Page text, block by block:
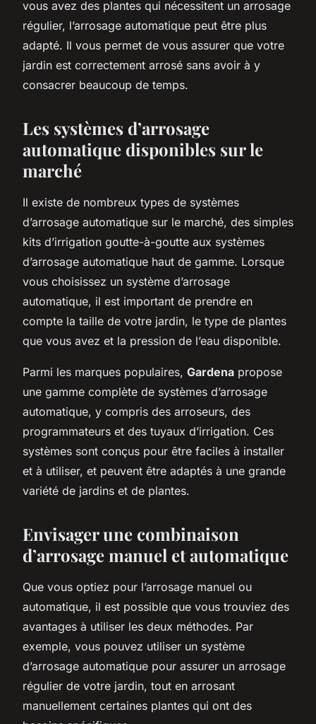
vous avez des plantes qui nécessitent un arrosage
régulier, l’arrosage automatique peut être plus
adapté. Il vous permet de vous assurer que votre
jardin est correctement arrosé sans avoir à y
consacrer beaucoup de temps.
Les systèmes d’arrosage
automatique disponibles sur le
marché
Il existe de nombreux types de systèmes
d’arrosage automatique sur le marché, des simples
kits d’irrigation goutte-à-goutte aux systèmes
d’arrosage automatique haut de gamme. Lorsque
vous choisissez un système d’arrosage
automatique, il est important de prendre en
compte la taille de votre jardin, le type de plantes
que vous avez et la pression de l’eau disponible.
Parmi les marques populaires, Gardena propose
une gamme complète de systèmes d’arrosage
automatique, y compris des arroseurs, des
programmateurs et des tuyaux d’irrigation. Ces
systèmes sont conçus pour être faciles à installer
et à utiliser, et peuvent être adaptés à une grande
variété de jardins et de plantes.
Envisager une combinaison
d’arrosage manuel et automatique
Que vous optiez pour l’arrosage manuel ou
automatique, il est possible que vous trouviez des
avantages à utiliser les deux méthodes. Par
exemple, vous pouvez utiliser un système
d’arrosage automatique pour assurer un arrosage
régulier de votre jardin, tout en arrosant
manuellement certaines plantes qui ont des